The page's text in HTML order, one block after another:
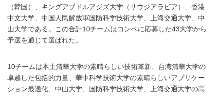
（韓国）、キングアブドルアジズ大学（サウジアラビア）、香港
中文大学、中国人民解放軍国防科学技術大学、上海交通大学、中
山大学である。この合計10チームはコンペに応募した43大学から
予選を通じて選ばれた。
10チームは本土清華大学の素晴らしい技術革新、台湾清華大学の
卓越した包括的力量、華中科学技術大学の素晴らしいアプリケー
ション最適化、中山大学、国防科学技術大学、上海交通大学の高